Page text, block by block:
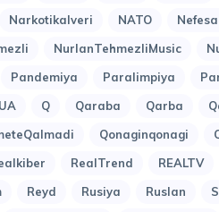
Narkotikalveri NATO
NurlanTehmezliMusic
Pandemiya Paralimpiya
Q Qaraba Qarba
Qonaginqonagi
RealTrend REALTV
Reyd Rusiya Ruslan S